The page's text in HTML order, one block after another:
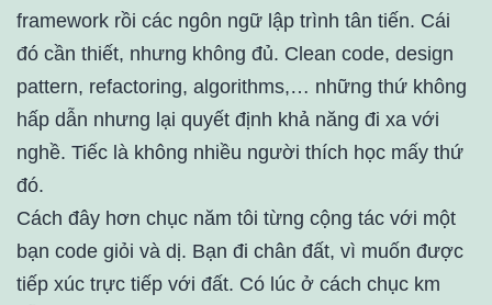
framework rồi các ngôn ngữ lập trình tân tiến. Cái
đó cần thiết, nhưng không đủ. Clean code, design
pattern, refactoring, algorithms,… những thứ không
hấp dẫn nhưng lại quyết định khả năng đi xa với
nghề. Tiếc là không nhiều người thích học mấy thứ
đó.
Cách đây hơn chục năm tôi từng cộng tác với một
bạn code giỏi và dị. Bạn đi chân đất, vì muốn được
tiếp xúc trực tiếp với đất. Có lúc ở cách chục km